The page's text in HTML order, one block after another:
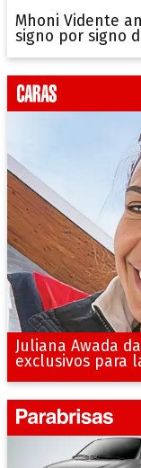
Mhoni Vidente
signo por signo
Juliana Awada
exclusivos para